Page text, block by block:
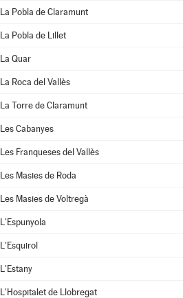
La Pobla de Claramunt
La Pobla de Lillet
La Quar
La Roca del Vallès
La Torre de Claramunt
Les Cabanyes
Les Franqueses del Vallès
Les Masies de Roda
Les Masies de Voltregà
L'Espunyola
L'Esquirol
L'Estany
L'Hospitalet de Llobregat